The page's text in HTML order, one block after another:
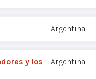
Argentina
y los
Argentina